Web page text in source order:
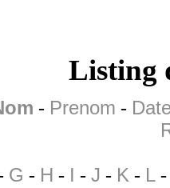
Listing
- Prenom -
G - H - I - J - K - L